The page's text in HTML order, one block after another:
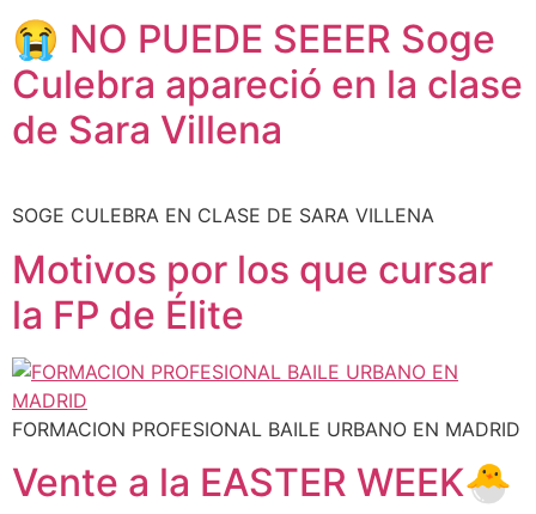
😭 NO PUEDE SEEER Soge
Culebra apareció en la clase
de Sara Villena
SOGE CULEBRA EN CLASE DE SARA VILLENA
Motivos por los que cursar
la FP de Élite
FORMACION PROFESIONAL BAILE URBANO EN MADRID
Vente a la EASTER WEEK🐣